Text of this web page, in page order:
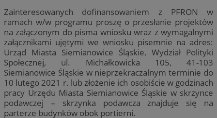
Zainteresowanych dofinansowaniem z PFRON w
ramach w/w programu proszę o przesłanie projektów
na załączonym do pisma wniosku wraz z wymagalnymi
załącznikami ujętymi we wniosku pisemnie na adres:
Urząd Miasta Siemianowice Śląskie, Wydział Polityki
Społecznej, ul. Michałkowicka 105, 41-103
Siemianowice Śląskie w nieprzekraczalnym terminie do
10 lutego 2021 r. lub złożenie ich osobiście w godzinach
pracy Urzędu Miasta Siemianowice Śląskie w skrzynce
podawczej – skrzynka podawcza znajduje się na
parterze budynków obok portierni.